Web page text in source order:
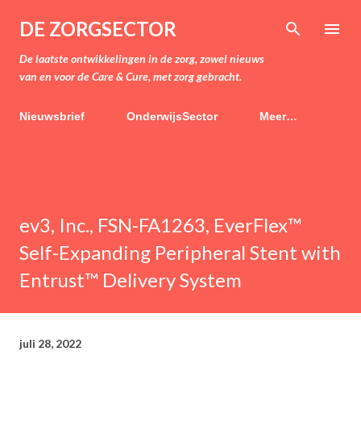
Doorgaan naar hoofdcontent
DE ZORGSECTOR
De laatste ontwikkelingen in de zorg, zowel nieuws
van en voor de Care & Cure, met zorg gebracht.
Nieuwsbrief OnderwijsSector Meer…
ev3, Inc., FSN-FA1263, EverFlex™
Self-Expanding Peripheral Stent with
Entrust™ Delivery System
juli 28, 2022